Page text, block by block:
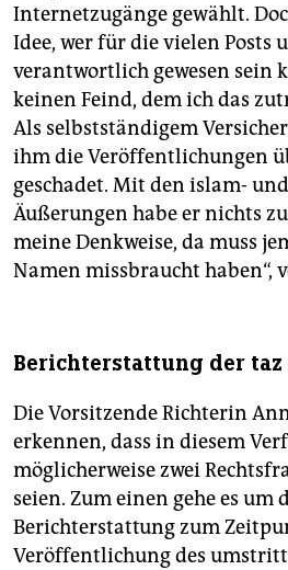
Internetzugänge gewählt.
Idee, wer für die vielen Posts
verantwortlich gewesen sein
keinen Feind, dem ich das
Als selbstständigem
ihm die Veröffentlichungen
geschadet. Mit den islam-
Äußerungen habe er nichts
meine Denkweise, da muss
Namen missbraucht haben“,
Berichterstattung der
Die Vorsitzende Richterin
erkennen, dass in diesem
möglicherweise zwei
seien. Zum einen gehe es um
Berichterstattung zum
Veröffentlichung des